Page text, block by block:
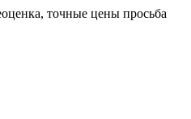
точные цены просьба